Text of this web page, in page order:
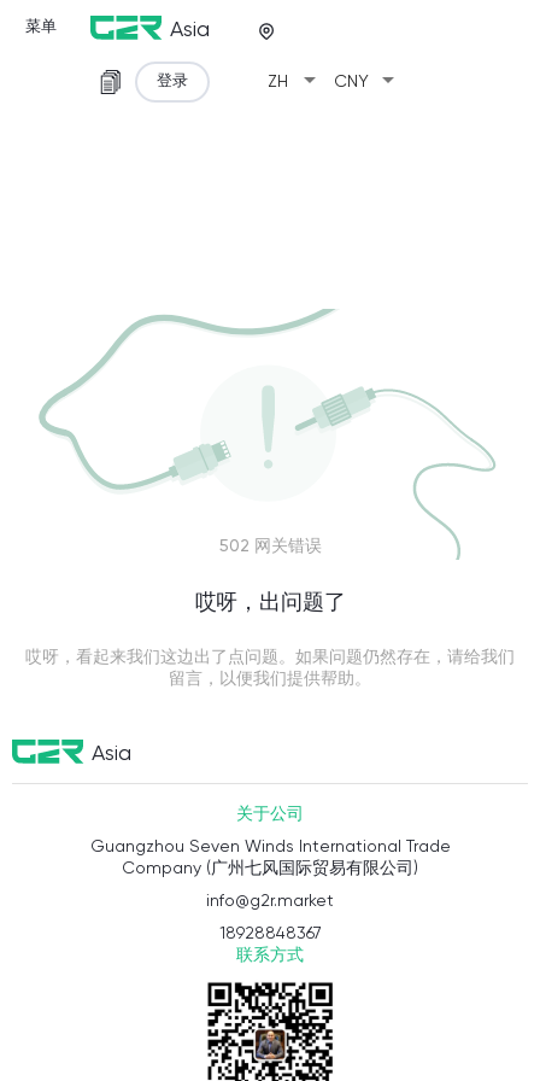
菜单 Asia
ZH arrow_drop_down CNY arrow_drop_down
登录
502 网关错误
哎呀，出问题了
哎呀，看起来我们这边出了点问题。如果问题仍然存在，请给我们
留言，以便我们提供帮助。
Asia
关于公司
Guangzhou Seven Winds International Trade
Company (广州七风国际贸易有限公司)
info@g2r.market
18928848367
联系方式